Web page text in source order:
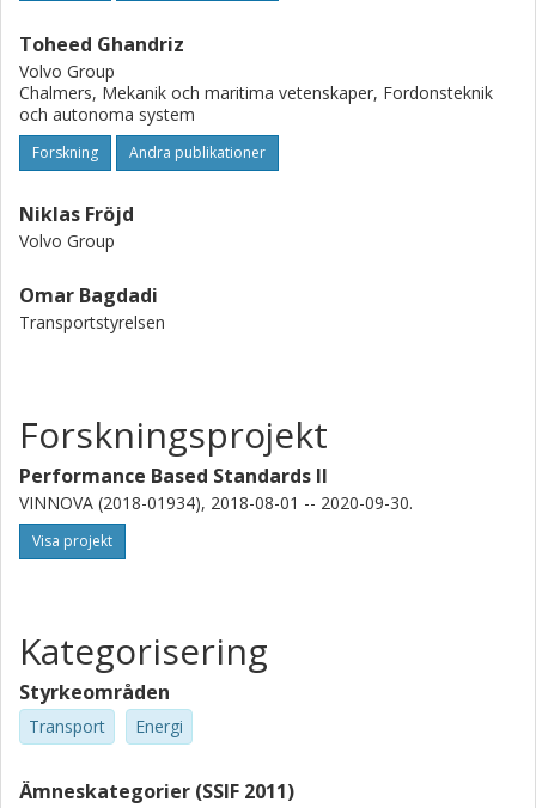
Toheed Ghandriz
Volvo Group
Chalmers, Mekanik och maritima vetenskaper, Fordonsteknik
och autonoma system
Forskning Andra publikationer
Niklas Fröjd
Volvo Group
Omar Bagdadi
Transportstyrelsen
Forskningsprojekt
Performance Based Standards II
VINNOVA (2018-01934), 2018-08-01 -- 2020-09-30.
Visa projekt
Kategorisering
Styrkeområden
Transport Energi
Ämneskategorier (SSIF 2011)